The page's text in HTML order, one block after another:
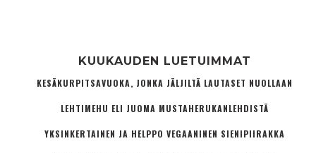
KUUKAUDEN LUETUIMMAT
KESÄKURPITSAVUOKA, JONKA JÄLJILTÄ LAUTASET NUOLLAAN
LEHTIMEHU ELI JUOMA MUSTAHERUKANLEHDISTÄ
YKSINKERTAINEN JA HELPPO VEGAANINEN SIENIPIIRAKKA